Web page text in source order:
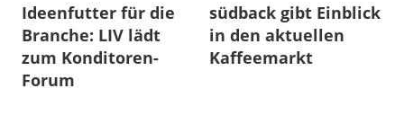
Ideenfutter für die
Branche: LIV lädt
zum Konditoren-
Forum
südback gibt Einblick
in den aktuellen
Kaffeemarkt